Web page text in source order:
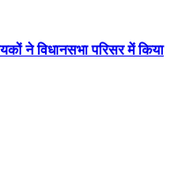
ने विधानसभा परिसर में किया